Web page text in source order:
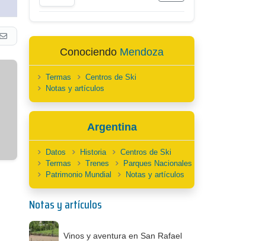
Conociendo Mendoza
Termas
Centros de Ski
Notas y artículos
Argentina
Datos Historia
Centros de Ski
Termas
Trenes
Parques Nacionales
Patrimonio Mundial
Notas y artículos
Notas y artículos
Vinos y aventura en San Rafael